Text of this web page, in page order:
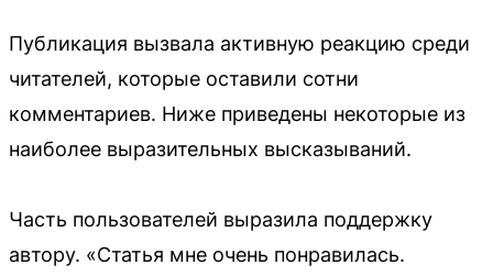
Публикация вызвала активную реакцию среди
читателей, которые оставили сотни
комментариев. Ниже приведены некоторые из
наиболее выразительных высказываний.
Часть пользователей выразила поддержку
автору. «Статья мне очень понравилась.